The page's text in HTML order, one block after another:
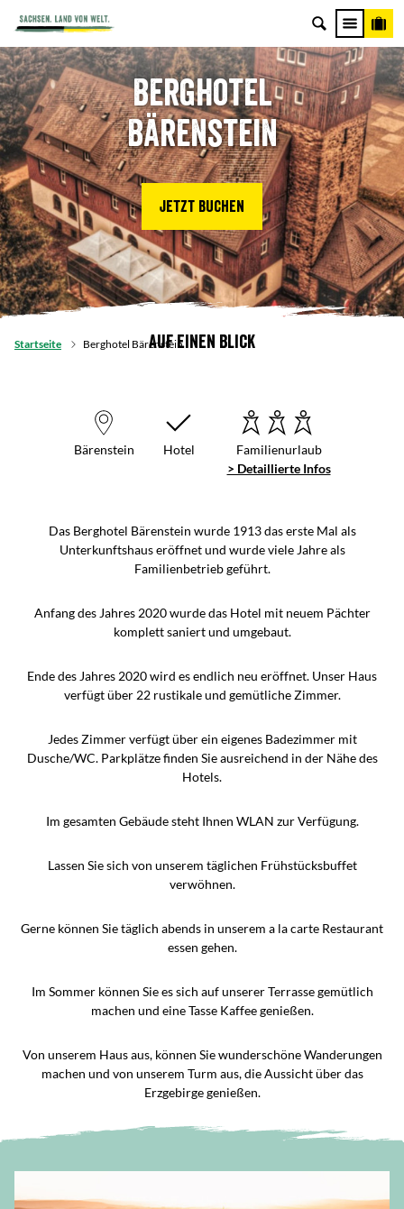
Berghotel
Bärenstein
Jetzt buchen
Startseite Berghotel BärensteinAuf einen Blick
Bärenstein Hotel
Familienurlaub
> Detaillierte Infos
Das Berghotel Bärenstein wurde 1913 das erste Mal als
Unterkunftshaus eröffnet und wurde viele Jahre als
Familienbetrieb geführt.
Anfang des Jahres 2020 wurde das Hotel mit neuem Pächter
komplett saniert und umgebaut.
Ende des Jahres 2020 wird es endlich neu eröffnet. Unser Haus
verfügt über 22 rustikale und gemütliche Zimmer.
Jedes Zimmer verfügt über ein eigenes Badezimmer mit
Dusche/WC. Parkplätze finden Sie ausreichend in der Nähe des
Hotels.
Im gesamten Gebäude steht Ihnen WLAN zur Verfügung.
Lassen Sie sich von unserem täglichen Frühstücksbuffet
verwöhnen.
Gerne können Sie täglich abends in unserem a la carte Restaurant
essen gehen.
Im Sommer können Sie es sich auf unserer Terrasse gemütlich
machen und eine Tasse Kaffee genießen.
Von unserem Haus aus, können Sie wunderschöne Wanderungen
machen und von unserem Turm aus, die Aussicht über das
Erzgebirge genießen.